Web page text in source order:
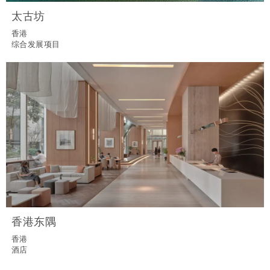
太古坊
香港
综合发展项目
香港东隅
香港
酒店